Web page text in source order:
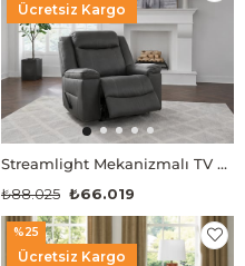
Streamlight Mekanizmalı TV Koltuğu
₺66.019
₺88.025
Ücretsiz Kargo
Ücretsiz Kargo
%25